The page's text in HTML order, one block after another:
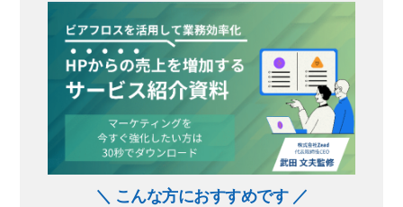
＼ こんな方におすすめです ／